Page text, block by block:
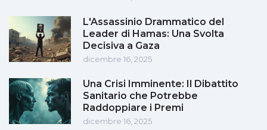
L'Assassinio Drammatico del
Leader di Hamas: Una Svolta
Decisiva a Gaza
dicembre 16, 2025
Una Crisi Imminente: Il Dibattito
Sanitario che Potrebbe
Raddoppiare i Premi
dicembre 16, 2025